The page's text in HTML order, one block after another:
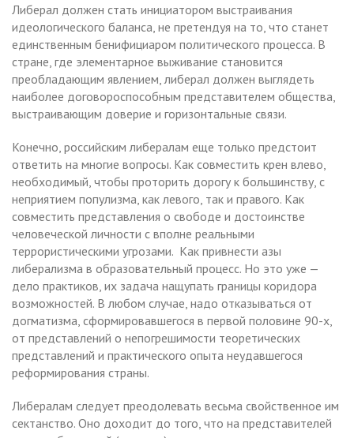
Либерал должен стать инициатором выстраивания
идеологического баланса, не претендуя на то, что станет
единственным бенифициаром политического процесса. В
стране, где элементарное выживание становится
преобладающим явлением, либерал должен выглядеть
наиболее договороспособным представителем общества,
выстраивающим доверие и горизонтальные связи.
Конечно, российским либералам еще только предстоит
ответить на многие вопросы. Как совместить крен влево,
необходимый, чтобы проторить дорогу к большинству, с
неприятием популизма, как левого, так и правого. Как
совместить представления о свободе и достоинстве
человеческой личности с вполне реальными
террористическими угрозами. Как привнести азы
либерализма в образовательный процесс. Но это уже —
дело практиков, их задача нащупать границы коридора
возможностей. В любом случае, надо отказываться от
догматизма, сформировавшегося в первой половине 90-х,
от представлений о непогрешимости теоретических
представлений и практического опыта неудавшегося
реформирования страны.
Либералам следует преодолевать весьма свойственное им
сектанство. Оно доходит до того, что на представителей